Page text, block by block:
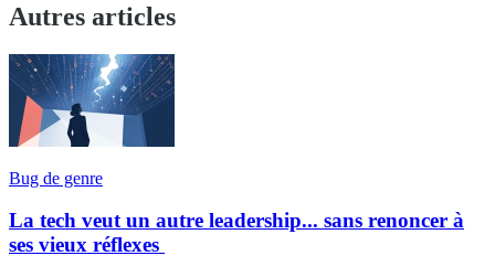
Autres articles
Bug de genre
La tech veut un autre leadership... sans renoncer à
ses vieux réflexes